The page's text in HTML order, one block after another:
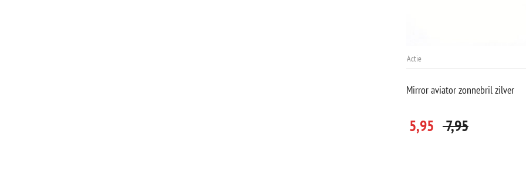
Actie
Mirror aviator zonnebril zilver
7,95
5,95